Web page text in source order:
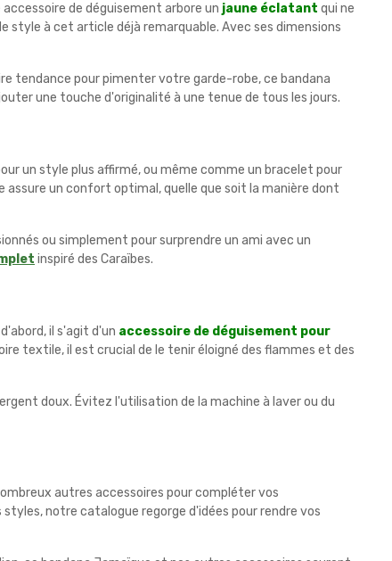
de déguisement arbore un jaune éclatant qui ne
à cet article déjà remarquable. Avec ses dimensions
tendance pour pimenter votre garde-robe, ce bandana
une touche d'originalité à une tenue de tous les jours.
un style plus affirmé, ou même comme un bracelet pour
un confort optimal, quelle que soit la manière dont
ou simplement pour surprendre un ami avec un
inspiré des Caraïbes.
il s'agit d'un accessoire de déguisement pour
textile, il est crucial de le tenir éloigné des flammes et des
doux. Évitez l'utilisation de la machine à laver ou du
autres accessoires pour compléter vos
notre catalogue regorge d'idées pour rendre vos